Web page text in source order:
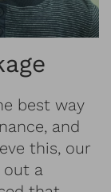
best way
and
this, our
out a